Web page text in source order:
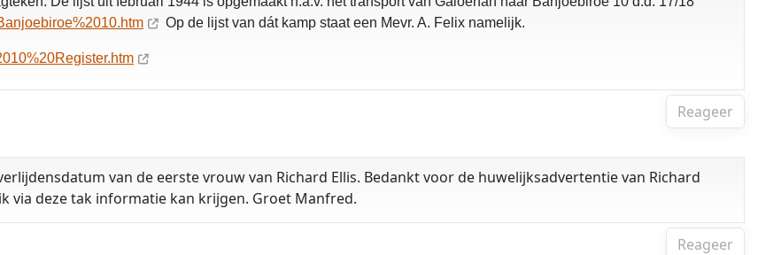
Op de lijst van dát kamp staat een Mevr. A. Felix namelijk.
Reageer
van de eerste vrouw van Richard Ellis. Bedankt voor de huwelijksadvertentie van Richard
via deze tak informatie kan krijgen. Groet Manfred.
Reageer